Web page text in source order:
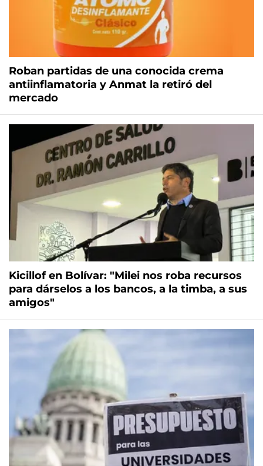
Roban partidas de una conocida crema
antiinflamatoria y Anmat la retiró del
mercado
Kicillof en Bolívar: "Milei nos roba recursos
para dárselos a los bancos, a la timba, a sus
amigos"